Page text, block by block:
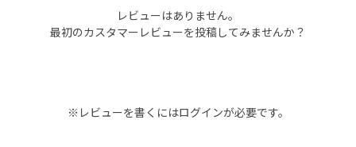
レビューはありません。
最初のカスタマーレビューを投稿してみませんか？
※レビューを書くにはログインが必要です。